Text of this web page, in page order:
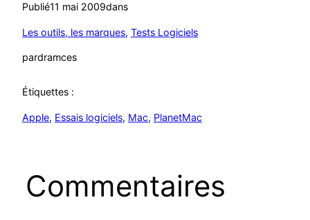
Publié11 mai 2009dans
Les outils, les marques, Tests Logiciels
pardramces
Étiquettes :
Apple, Essais logiciels, Mac, PlanetMac
Commentaires